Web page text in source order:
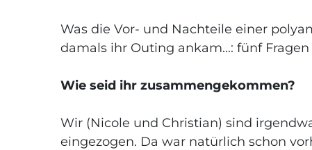
Was die Vor- und Nachteile einer
damals ihr Outing ankam...: fünf
Wie seid ihr zusammengekommen?
Wir (Nicole und Christian) sind
eingezogen. Da war natürlich schon